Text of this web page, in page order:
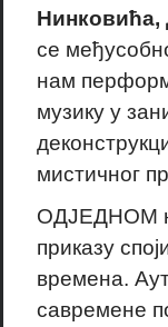
Нинковића,
се
нам
музику у
мистичног
ОДЈЕДНОМ
приказу
времена.
савремене